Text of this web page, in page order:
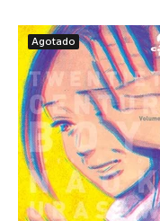
Agotado